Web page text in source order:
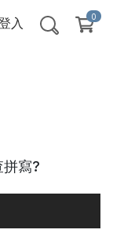
入 0
拼寫?